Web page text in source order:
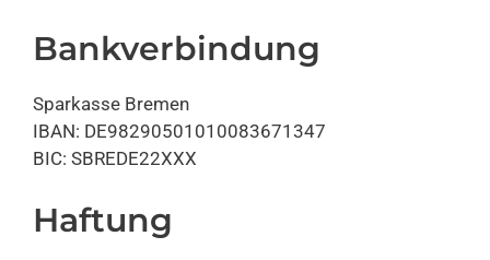
Bankverbindung
Sparkasse Bremen
IBAN: DE98290501010083671347
BIC: SBREDE22XXX
Haftung